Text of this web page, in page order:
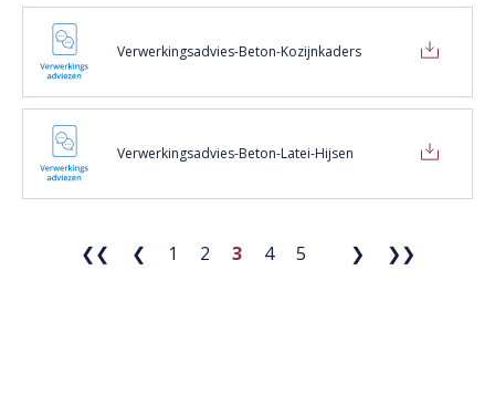
Verwerkingsadvies-Beton-Kozijnkaders
Verwerkingsadvies-Beton-Latei-Hijsen
❮❮ ❮ 1 2 3 4 5 ❯ ❯❯